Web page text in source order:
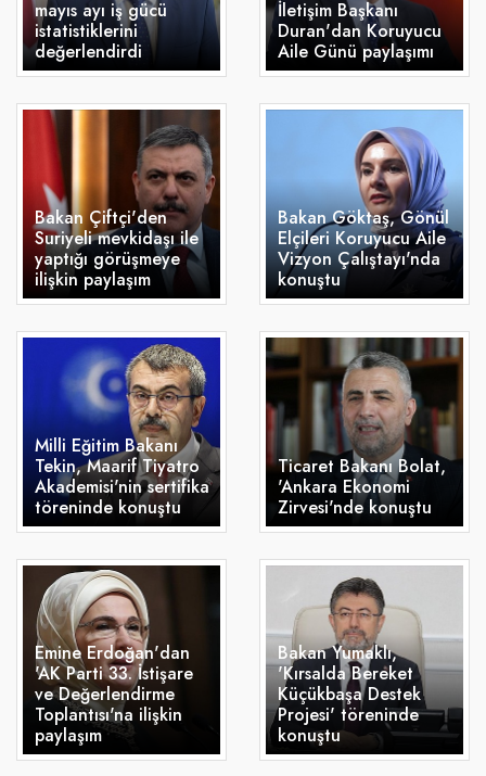
mayıs ayı iş gücü
istatistiklerini
değerlendirdi
İletişim Başkanı
Duran'dan Koruyucu
Aile Günü paylaşımı
Bakan Çiftçi'den
Suriyeli mevkidaşı ile
yaptığı görüşmeye
ilişkin paylaşım
Bakan Göktaş, Gönül
Elçileri Koruyucu Aile
Vizyon Çalıştayı'nda
konuştu
Milli Eğitim Bakanı
Tekin, Maarif Tiyatro
Akademisi'nin sertifika
töreninde konuştu
Ticaret Bakanı Bolat,
'Ankara Ekonomi
Zirvesi'nde konuştu
Emine Erdoğan'dan
'AK Parti 33. İstişare
ve Değerlendirme
Toplantısı'na ilişkin
paylaşım
Bakan Yumaklı,
'Kırsalda Bereket
Küçükbaşa Destek
Projesi' töreninde
konuştu